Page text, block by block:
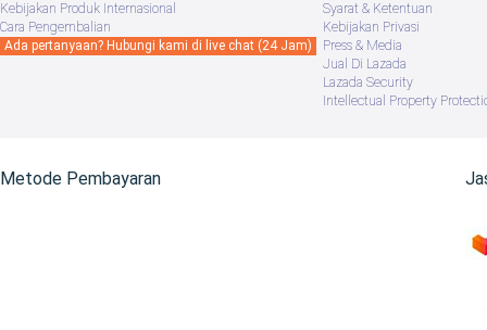
Kebijakan Produk Internasional
Cara Pengembalian
Ada pertanyaan? Hubungi kami di live chat (24 Jam)
Syarat & Ketentuan
Kebijakan Privasi
Press & Media
Jual Di Lazada
Lazada Security
Intellectual Property
Metode Pembayaran